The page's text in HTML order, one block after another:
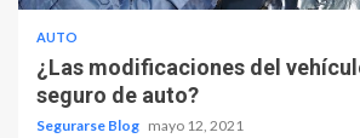
AUTO
¿Las modificaciones del
seguro de auto?
Segurarse Blog mayo 12, 2021